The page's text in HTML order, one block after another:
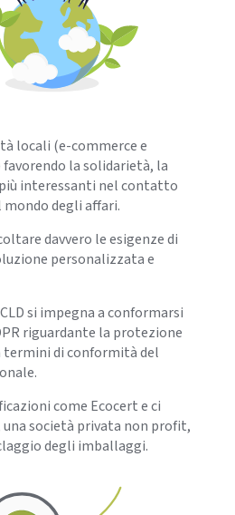
locali (e-commerce e
la solidarietà, la
interessanti nel contatto
degli affari.
davvero le esigenze di
personalizzata e
si impegna a conformarsi
riguardante la protezione
termini di conformità del
come Ecocert e ci
società privata non profit,
degli imballaggi.